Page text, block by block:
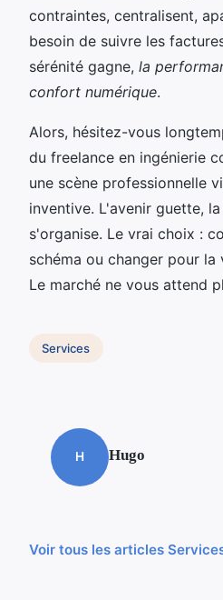
contraintes, centralisent,
besoin de suivre les
sérénité gagne, la
confort numérique.
Alors, hésitez-vous
du freelance en ingénierie
une scène professionnelle
inventive. L'avenir guette,
s'organise. Le vrai choix :
schéma ou changer pour
Le marché ne vous attend
Services
H Hugo
Voir tous les articles